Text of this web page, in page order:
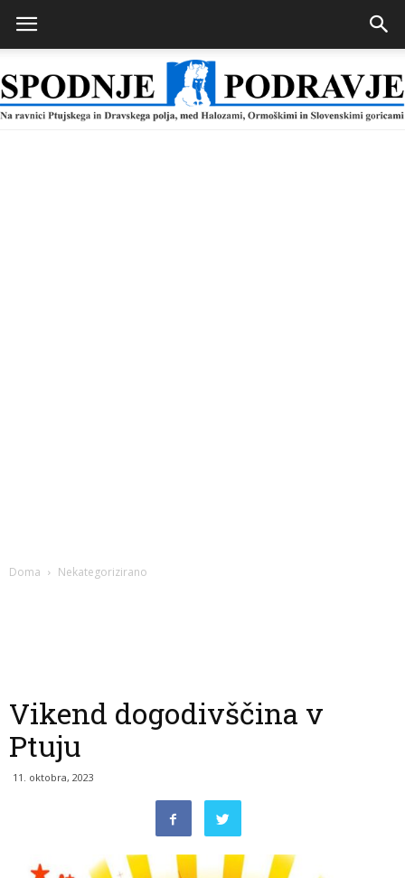
Doma Nekategorizirano
Vikend dogodivščina v
Ptuju
11. oktobra, 2023